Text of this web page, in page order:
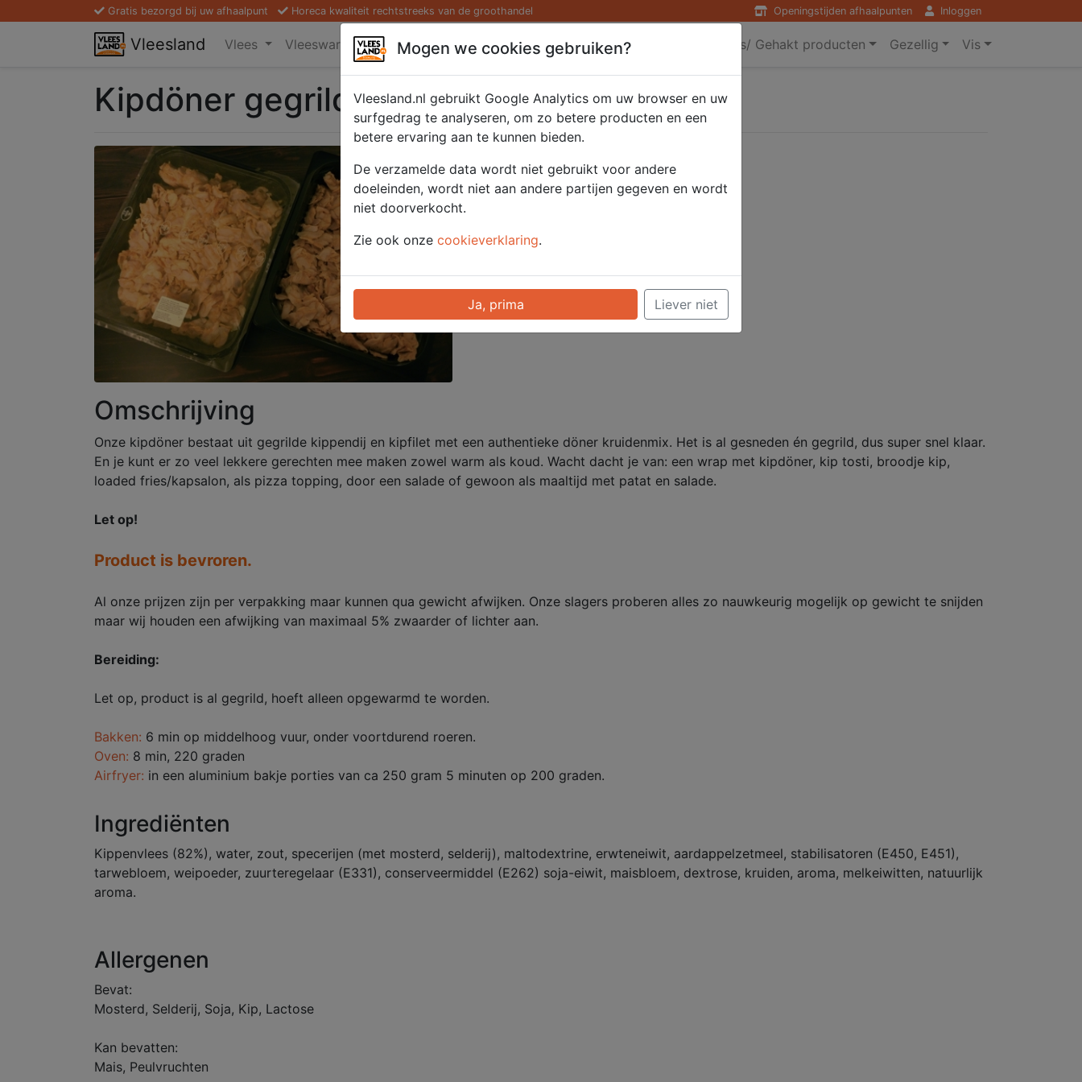
Gratis bezorgd bij uw afhaalpunt Horeca kwaliteit rechtstreeks van de groothandel Openingstijden afhaalpunten Inloggen
Vleesland Vlees Vleeswaren Kaas/ Zuivel Saté/ Barbecue Diversen Hamburgers/ Gehakt producten Gezellig Vis
Kipdöner gegrild 1000 gr.
Categorie
Selecteer hier uw afhaalpunt
Omschrijving
Onze kipdöner bestaat uit gegrilde kippendij en kipfilet met een authentieke döner kruidenmix. Het is al gesneden én gegrild, dus super snel klaar.
En je kunt er zo veel lekkere gerechten mee maken zowel warm als koud. Wacht dacht je van: een wrap met kipdöner, kip tosti, broodje kip,
loaded fries/kapsalon, als pizza topping, door een salade of gewoon als maaltijd met patat en salade.
Let op!
Product is bevroren.
Al onze prijzen zijn per verpakking maar kunnen qua gewicht afwijken. Onze slagers proberen alles zo nauwkeurig mogelijk op gewicht te snijden
maar wij houden een afwijking van maximaal 5% zwaarder of lichter aan.
Bereiding:
Let op, product is al gegrild, hoeft alleen opgewarmd te worden.
Bakken: 6 min op middelhoog vuur, onder voortdurend roeren.
Oven: 8 min, 220 graden
Airfryer: in een aluminium bakje porties van ca 250 gram 5 minuten op 200 graden.
Ingrediënten
Kippenvlees (82%), water, zout, specerijen (met mosterd, selderij), maltodextrine, erwteneiwit, aardappelzetmeel, stabilisatoren (E450, E451),
tarwebloem, weipoeder, zuurteregelaar (E331), conserveermiddel (E262) soja-eiwit, maisbloem, dextrose, kruiden, aroma, melkeiwitten, natuurlijk
aroma.
Allergenen
Bevat:
Mosterd, Selderij, Soja, Kip, Lactose
Kan bevatten:
Mais, Peulvruchten
Mogen we cookies gebruiken?
Vleesland.nl gebruikt Google Analytics om uw browser en uw
surfgedrag te analyseren, om zo betere producten en een
betere ervaring aan te kunnen bieden.
De verzamelde data wordt niet gebruikt voor andere
doeleinden, wordt niet aan andere partijen gegeven en wordt
niet doorverkocht.
Zie ook onze cookieverklaring.
Ja, prima Liever niet